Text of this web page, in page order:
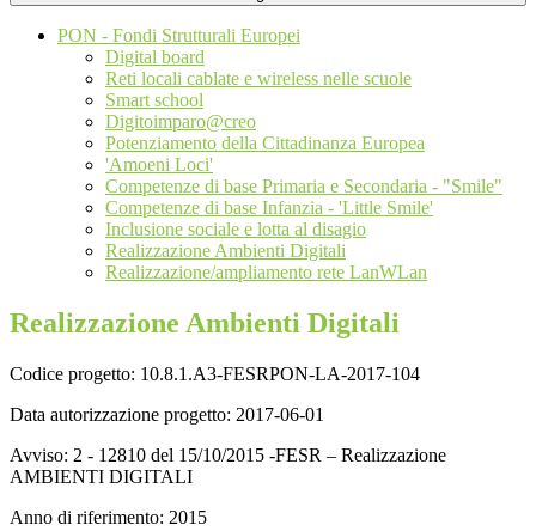
PON - Fondi Strutturali Europei
Digital board
Reti locali cablate e wireless nelle scuole
Smart school
Digitoimparo@creo
Potenziamento della Cittadinanza Europea
'Amoeni Loci'
Competenze di base Primaria e Secondaria - "Smile"
Competenze di base Infanzia - 'Little Smile'
Inclusione sociale e lotta al disagio
Realizzazione Ambienti Digitali
Realizzazione/ampliamento rete LanWLan
Realizzazione Ambienti Digitali
Codice progetto: 10.8.1.A3-FESRPON-LA-2017-104
Data autorizzazione progetto: 2017-06-01
Avviso: 2 - 12810 del 15/10/2015 -FESR – Realizzazione
AMBIENTI DIGITALI
Anno di riferimento: 2015